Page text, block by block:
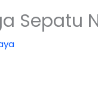
Sepatu